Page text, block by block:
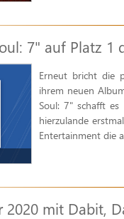
7" auf Platz 1
Erneut bricht die
ihrem neuen
Soul: 7" schafft
hierzulande
Entertainment die
2020 mit Dabit,